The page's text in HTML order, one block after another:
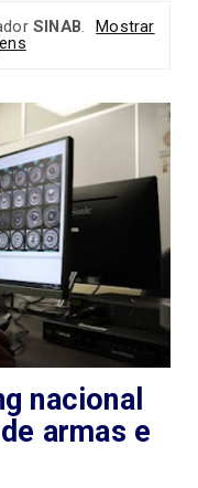
SINAB.
Mostrar
nacional
armas e